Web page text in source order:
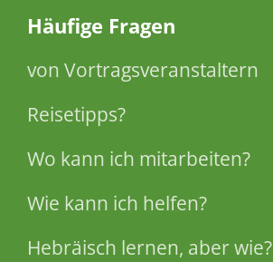
Häufige Fragen
von Vortragsveranstaltern
Reisetipps?
Wo kann ich mitarbeiten?
Wie kann ich helfen?
Hebräisch lernen, aber wie?